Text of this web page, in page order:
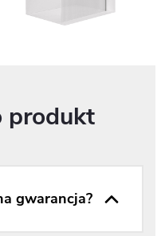
produkt
gwarancja?